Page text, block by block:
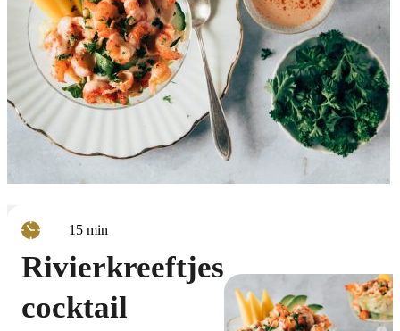
15minuten
min
Rivierkreeftjes
cocktail